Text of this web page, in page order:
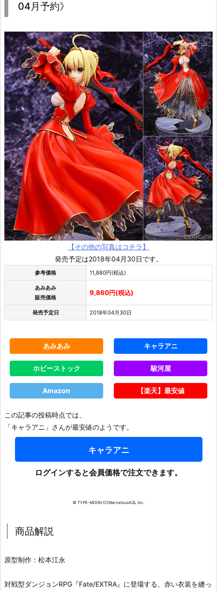
04月予約》
【その他の写真はコチラ】
発売予定は2018年04月30日です。
参考価格 11,880円(税込)
あみあみ
販売価格
9,860円(税込)
発売予定日 2018年04月30日
あみあみ キャラアニ
ホビーストック 駿河屋
Amazon 【楽天】最安値
この記事の投稿時点では、
「キャラアニ」さんが最安値のようです。
キャラアニ
ログインすると会員価格で注文できます。
© TYPE-MOON (C)MarvelousAQL Inc.
商品解説
原型制作：松本江永
対戦型ダンジョンRPG『Fate/EXTRA』に登場する、赤い衣装を纏っ